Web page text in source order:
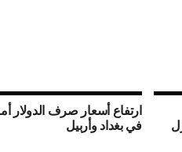
ارتفاع أسعار صرف الدولار
في بغداد وأربيل